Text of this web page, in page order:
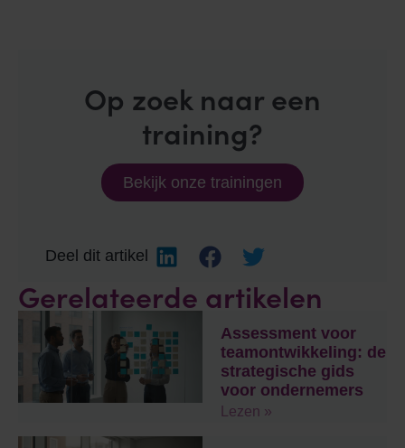
Op zoek naar een
training?
Bekijk onze trainingen
Deel dit artikel
Gerelateerde artikelen
Assessment voor
teamontwikkeling: de
strategische gids
voor ondernemers
Lezen »